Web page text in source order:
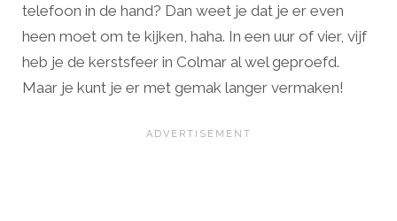
telefoon in de hand? Dan weet je dat je er even
heen moet om te kijken, haha. In een uur of vier, vijf
heb je de kerstsfeer in Colmar al wel geproefd.
Maar je kunt je er met gemak langer vermaken!